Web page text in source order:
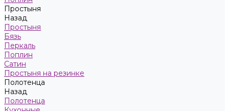
Простыня
Назад
Простыня
Бязь
Перкаль
Поплин
Сатин
Простыня на резинке
Полотенца
Назад
Полотенца